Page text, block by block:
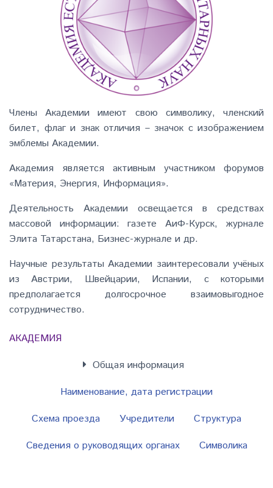
АКАДЕМИЯ
Общая информация
Наименование, дата регистрации
Схема проезда
Учредители
Структура
Сведения о руководящих органах
Символика
Члены Академии имеют свою символику, членский
билет, флаг и знак отличия – значок с изображением
эмблемы Академии.
Академия является активным участником форумов
«Материя, Энергия, Информация».
Деятельность Академии освещается в средствах
массовой информации: газете АиФ-Курск, журнале
Элита Татарстана, Бизнес-журнале и др.
Научные результаты Академии заинтересовали учёных
из Австрии, Швейцарии, Испании, с которыми
предполагается долгосрочное взаимовыгодное
сотрудничество.